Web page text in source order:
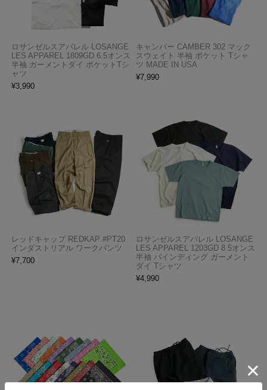
ロサンゼルスアパレル LOSANGE
LES APPAREL 1809GD 6.5オンス
半袖 ガーメントダイ ポケットTシ
ャツ
¥3,990
キャンバー CAMBER 302 マック
スウェイト 半袖 ポケット Tシャ
ツ MADE IN USA
¥7,990
レッドキャップ REDKAP #PT20
インダストリアル ワークパンツ
¥7,700
ロサンゼルスアパレル LOSANGE
LES APPAREL 1203GD 8.5オンス
半袖 バインディング ガーメント
ダイ Tシャツ
¥4,990